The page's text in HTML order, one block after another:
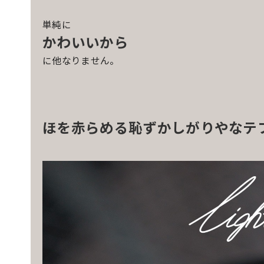
単純に
かわいいから
に他なりません。
ほを赤らめる恥ずかしがりやなテ